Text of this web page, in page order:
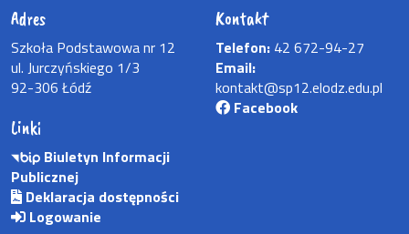
Adres
Szkoła Podstawowa nr 12
ul. Jurczyńskiego 1/3
92-306 Łódź
Kontakt
Telefon: 42 672-94-27
Email:
kontakt@sp12.elodz.edu.pl
Facebook
Linki
Biuletyn Informacji
Publicznej
Deklaracja dostępności
Logowanie